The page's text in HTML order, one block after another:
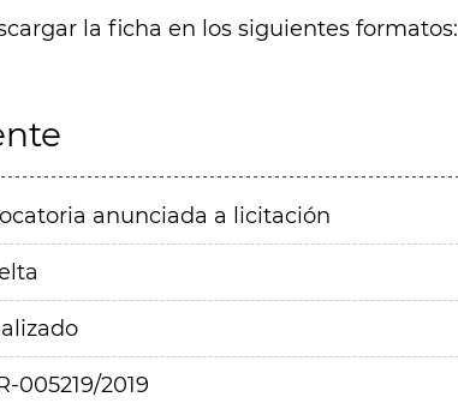
la ficha en los siguientes formatos:
anunciada a licitación
005219/2019